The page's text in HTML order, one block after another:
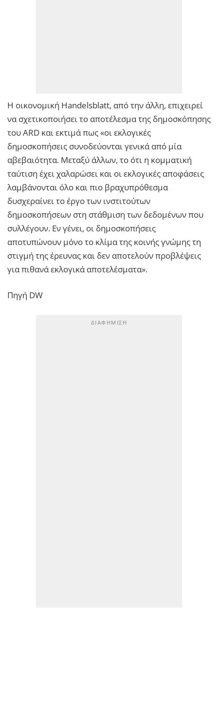
Η οικονομική Handelsblatt, από την άλλη, επιχειρεί
να σχετικοποιήσει το αποτέλεσμα της δημοσκόπησης
του ARD και εκτιμά πως «οι εκλογικές
δημοσκοπήσεις συνοδεύονται γενικά από μία
αβεβαιότητα. Μεταξύ άλλων, το ότι η κομματική
ταύτιση έχει χαλαρώσει και οι εκλογικές αποφάσεις
λαμβάνονται όλο και πιο βραχυπρόθεσμα
δυσχεραίνει το έργο των ινστιτούτων
δημοσκοπήσεων στη στάθμιση των δεδομένων που
συλλέγουν. Εν γένει, οι δημοσκοπήσεις
αποτυπώνουν μόνο το κλίμα της κοινής γνώμης τη
στιγμή της έρευνας και δεν αποτελούν προβλέψεις
για πιθανά εκλογικά αποτελέσματα».
Πηγή DW